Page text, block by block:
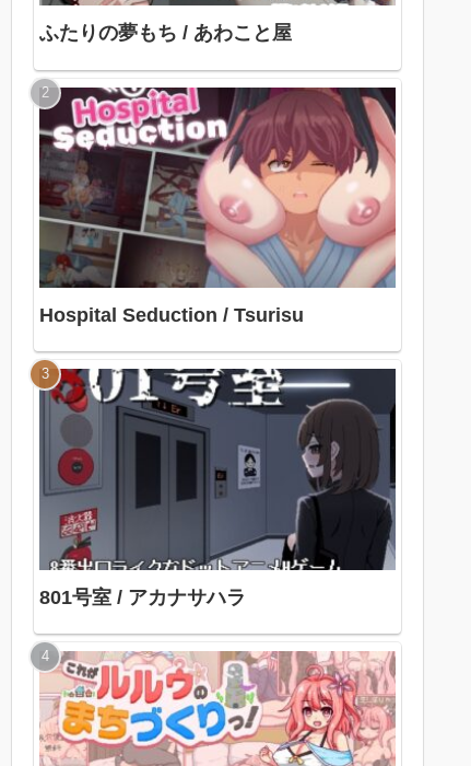
ふたりの夢もち / あわこと屋
Hospital Seduction / Tsurisu
801号室 / アカナサハラ